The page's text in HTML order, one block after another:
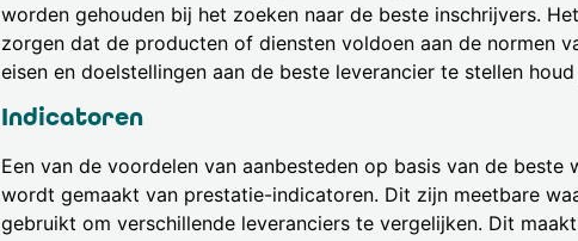
worden gehouden bij het zoeken naar de beste inschrijvers.
zorgen dat de producten of diensten voldoen aan de normen
eisen en doelstellingen aan de beste leverancier te stellen
Indicatoren
Een van de voordelen van aanbesteden op basis van de
wordt gemaakt van prestatie-indicatoren. Dit zijn meetbare
gebruikt om verschillende leveranciers te vergelijken. Dit